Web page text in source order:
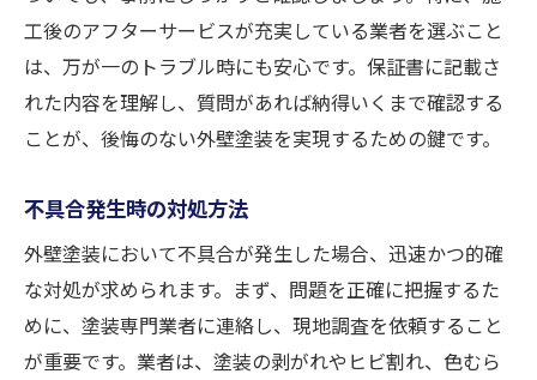
工後のアフターサービスが充実している業者を選ぶこと
は、万が一のトラブル時にも安心です。保証書に記載さ
れた内容を理解し、質問があれば納得いくまで確認する
ことが、後悔のない外壁塗装を実現するための鍵です。
不具合発生時の対処方法
外壁塗装において不具合が発生した場合、迅速かつ的確
な対処が求められます。まず、問題を正確に把握するた
めに、塗装専門業者に連絡し、現地調査を依頼すること
が重要です。業者は、塗装の剥がれやヒビ割れ、色むら